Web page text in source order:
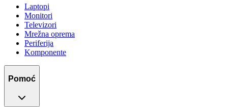
Laptopi
Monitori
Televizori
Mrežna oprema
Periferija
Komponente
Pomoć